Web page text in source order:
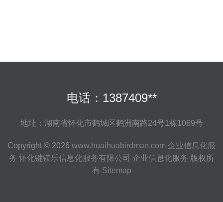
电话：1387409**
地址：湖南省怀化市鹤城区鹤洲南路24号1栋1069号
Copyright © 2026 www.huaihuabirdman.com 企业信息化服
务 怀化键镁乐信息化服务有限公司 企业信息化服务 版权所
有 Sitemap